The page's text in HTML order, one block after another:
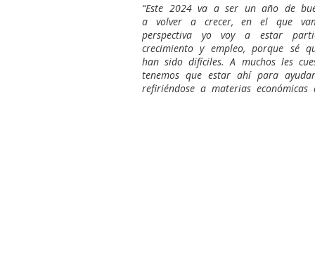
“Este 2024 va a ser un año de
a volver a crecer, en el que
perspectiva yo voy a estar
crecimiento y empleo, porque sé
han sido difíciles. A muchos les
tenemos que estar ahí para
refiriéndose a materias económicas